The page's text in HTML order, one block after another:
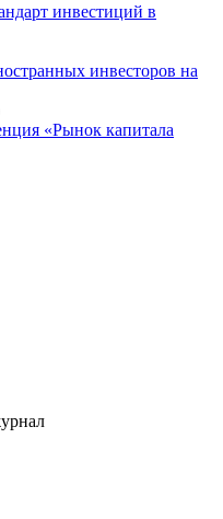
инвестиций в
инвесторов на
«Рынок капитала